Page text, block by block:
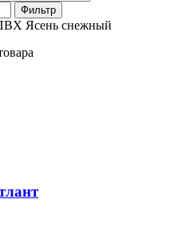
Фильтр
Ясень снежный